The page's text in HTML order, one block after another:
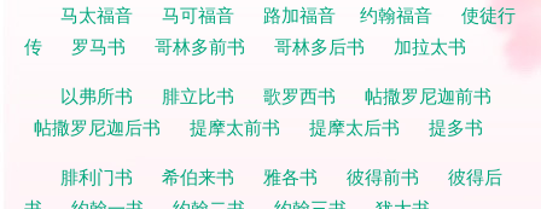
马太福音 马可福音 路加福音 约翰福音
使徒行
传
罗马书 哥林多前书 哥林多后书
加拉太书
以弗所书
腓立比书 歌罗西书
帖撒罗尼迦前书
帖撒罗尼迦后书
提摩太前书 提摩太后书
提多书
腓利门书
希伯来书 雅各书 彼得前书
彼得后